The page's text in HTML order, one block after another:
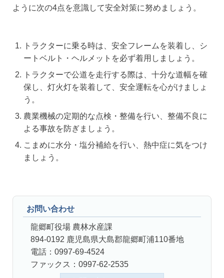
ように次の4点を意識して安全対策に努めましょう。
トラクターに乗る時は、安全フレームを装着し、シ
ートベルト・ヘルメットを必ず着用しましょう。
トラクターで公道を走行する際は、十分な道幅を確
保し、灯火灯を装着して、安全運転を心がけましょ
う。
農業機械の定期的な点検・整備を行い、整備不良に
よる事故を防ぎましょう。
こまめに水分・塩分補給を行い、熱中症に気をつけ
ましょう。
お問い合わせ
龍郷町役場 農林水産課
894-0192 鹿児島県大島郡龍郷町浦110番地
電話：0997-69-4524
ファックス：0997-62-2535